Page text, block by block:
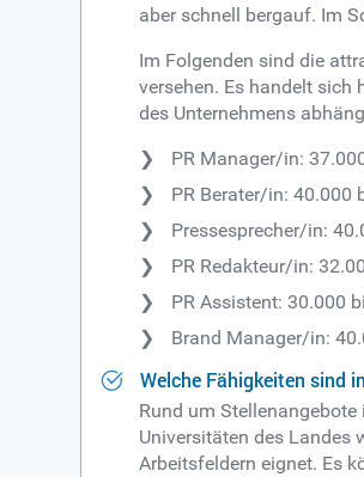
aber schnell bergauf. Im
Im Folgenden sind die
versehen. Es handelt sich
des Unternehmens
PR Manager/in:
PR Berater/in: 40.000
Pressesprecher/in:
PR Redakteur/in:
PR Assistent: 30.000
Brand Manager/in:
Welche Fähigkeiten sind
Rund um
Universitäten des Landes
Arbeitsfeldern eignet. Es